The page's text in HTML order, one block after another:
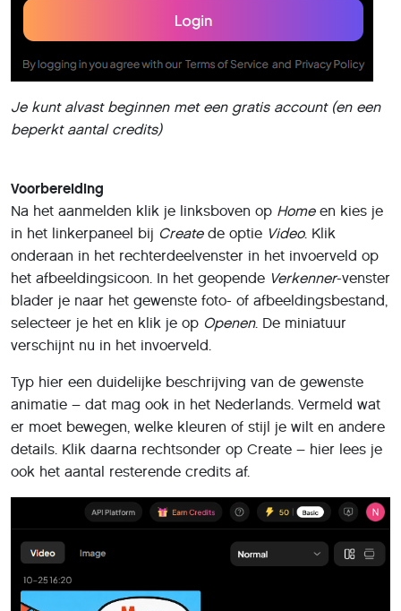
details. Klik daarna rechtsonder op Create – hier lees je
ook het aantal resterende credits af.